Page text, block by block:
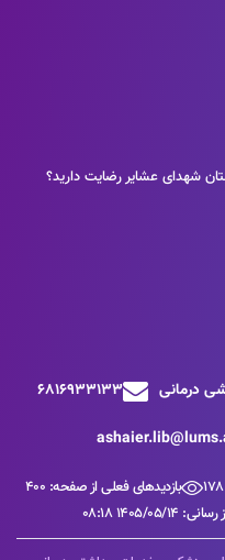
شهدای عشایر رضایت دارید؟
درمانی
6816933133
بازدیدهای فعلی از صفحه: 400
05/14 08:18